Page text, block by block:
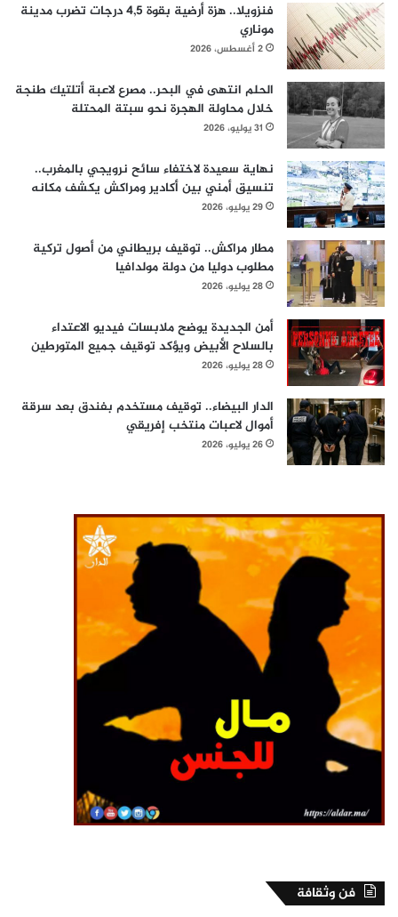
فنزويلا.. هزة أرضية بقوة 4,5 درجات تضرب مدينة
موناري
2 أغسطس، 2026
الحلم انتهى في البحر.. مصرع لاعبة أتلتيك طنجة
خلال محاولة الهجرة نحو سبتة المحتلة
31 يوليو، 2026
نهاية سعيدة لاختفاء سائح نرويجي بالمغرب..
تنسيق أمني بين أكادير ومراكش يكشف مكانه
29 يوليو، 2026
مطار مراكش.. توقيف بريطاني من أصول تركية
مطلوب دوليا من دولة مولدافيا
28 يوليو، 2026
أمن الجديدة يوضح ملابسات فيديو الاعتداء
بالسلاح الأبيض ويؤكد توقيف جميع المتورطين
28 يوليو، 2026
الدار البيضاء.. توقيف مستخدم بفندق بعد سرقة
أموال لاعبات منتخب إفريقي
26 يوليو، 2026
فن وثقافة